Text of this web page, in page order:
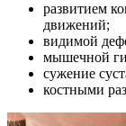
развитием
движений;
видимой
мышечной
сужение
костными